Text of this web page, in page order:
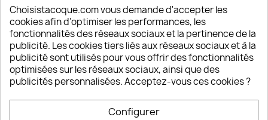
Depuis 2009, entre 92% et 94% de nos clients
sont satisfaits de nos produits
Un SAV à votre écoute
Notre SAV est disponible 6/7J de 10h à 18H
Choisistacoque.com vous demande d'accepter les
cookies afin d'optimiser les performances, les
fonctionnalités des réseaux sociaux et la pertinence de la
publicité. Les cookies tiers liés aux réseaux sociaux et à la
publicité sont utilisés pour vous offrir des fonctionnalités
optimisées sur les réseaux sociaux, ainsi que des
publicités personnalisées. Acceptez-vous ces cookies ?
Configurer